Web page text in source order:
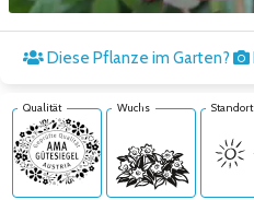
Diese Pflanze im Garten?
Qualität Wuchs Standort